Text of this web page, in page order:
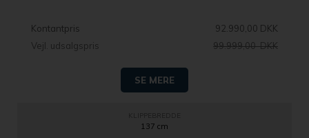
Kontantpris
92.990,00 DKK
Vejl. udsalgspris
99.999,00 DKK
SE MERE
137 cm